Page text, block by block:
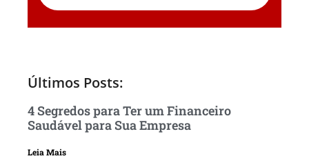
Últimos Posts:
4 Segredos para Ter um Financeiro
Saudável para Sua Empresa
Leia Mais